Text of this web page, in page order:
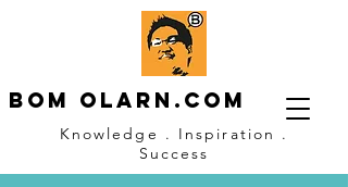
Bom OLARN.com
Knowledge . Inspiration .
Success